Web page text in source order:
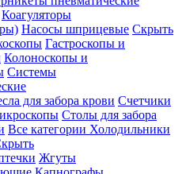
Коагуляторы
Насосы шприцевые Скрыть
Гастроскопы и
Колоноскопы и
Системы
для забора крови Счетчики
Столы для забора
Все категории Холодильники
Жгуты